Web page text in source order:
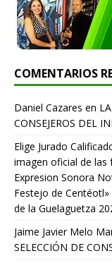
COMENTARIOS
Daniel Cazares en
CONSEJEROS DEL
Elige Jurado
imagen oficial de las
Expresion Sonora
Festejo de
de la Guelaguetza
Jaime Javier Melo
SELECCIÓN DE